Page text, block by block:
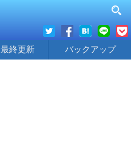
最終更新 バックアップ